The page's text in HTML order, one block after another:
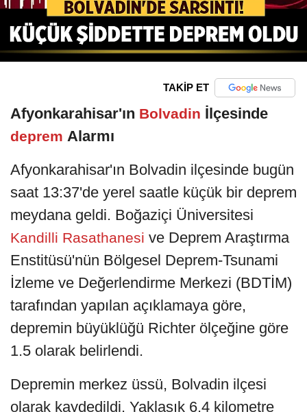
TAKİP ET
Afyonkarahisar'ın Bolvadin İlçesinde
deprem Alarmı
Afyonkarahisar'ın Bolvadin ilçesinde bugün
saat 13:37'de yerel saatle küçük bir deprem
meydana geldi. Boğaziçi Üniversitesi
Kandilli Rasathanesi ve Deprem Araştırma
Enstitüsü'nün Bölgesel Deprem-Tsunami
İzleme ve Değerlendirme Merkezi (BDTİM)
tarafından yapılan açıklamaya göre,
depremin büyüklüğü Richter ölçeğine göre
1.5 olarak belirlendi.
Depremin merkez üssü, Bolvadin ilçesi
olarak kaydedildi. Yaklaşık 6.4 kilometre